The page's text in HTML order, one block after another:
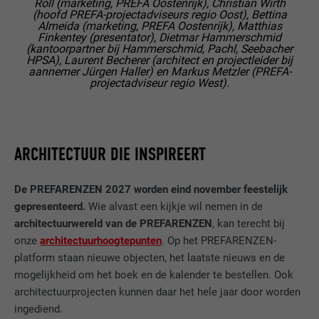
Roll (marketing, PREFA Oostenrijk), Christian Wirth
(hoofd PREFA-projectadviseurs regio Oost), Bettina
Almeida (marketing, PREFA Oostenrijk), Matthias
Finkentey (presentator), Dietmar Hammerschmid
(kantoorpartner bij Hammerschmid, Pachl, Seebacher
HPSA), Laurent Becherer (architect en projectleider bij
aannemer Jürgen Haller) en Markus Metzler (PREFA-
projectadviseur regio West).
ARCHITECTUUR DIE INSPIREERT
De PREFARENZEN 2027 worden eind november feestelijk
gepresenteerd. Wie alvast een kijkje wil nemen in de
architectuurwereld van de PREFARENZEN, kan terecht bij
onzearchitectuurhoogtepunten. Op het PREFARENZEN-
platform staan nieuwe objecten, het laatste nieuws en de
mogelijkheid om het boek en de kalender te bestellen. Ook
architectuurprojecten kunnen daar het hele jaar door worden
ingediend.
NAAM cookie_optin
AANBIEDER Sgalinski
VERVALTIJD 12 maanden
tool weet welke cookiegroepen de
gebruiker heeft geaccepteerd.
DOEL
Registreert een eenduidige ID, die gebruikt
wordt om statistische gegevens te
genereren m.b.t. het gebruik van de
website door de bezoeker.
VERVALTIJD 1 dag
DOEL
Wordt door Google Analytics gebruikt om
de hoeveelheid aanvragen te beperken.
NAAM _gid
AANBIEDER Google Universal Analytics
cookies worden geaccepteerd, is er geen handmatige
toestemming meer nodig voor de toegang tot inhoud van
videoplatforms en socialmedia-platforms.
NAAM NID
DOEL
waarmee uw voorkeursinstellingen en
andere informatie worden opgeslagen, in
het bijzonder uw voorkeurstaal, het aantal
zoekresultaten dat per website moet
worden weergegeven (bijv. 10 of 20) en of
het Google SafeSearch-filter geactiveerd
moet zijn.
Cookie-informatie weergeven